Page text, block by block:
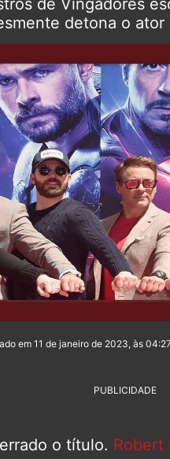
de Vingadores
detona o ator
em 11 de janeiro de 2023, às 04:27
PUBLICIDADE
o título. Robert